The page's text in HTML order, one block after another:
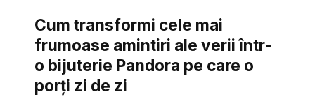
Cum transformi cele mai
frumoase amintiri ale verii într-
o bijuterie Pandora pe care o
porți zi de zi